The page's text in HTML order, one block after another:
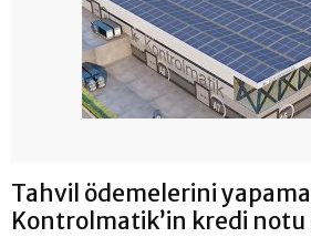
Tahvil ödemelerini
Kontrolmatik’in kredi notu